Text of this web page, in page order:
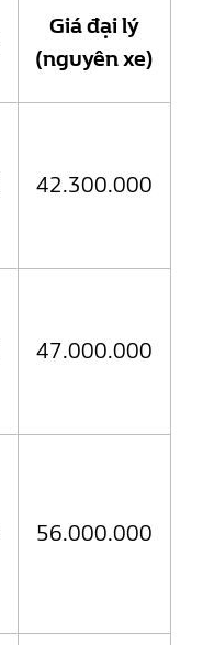
Giá đại lý
(nguyên xe)
42.300.000
47.000.000
56.000.000